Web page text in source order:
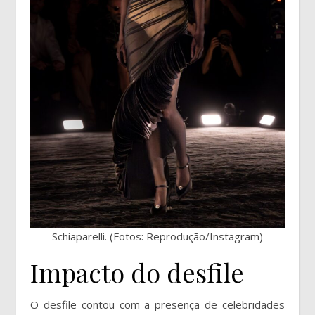
Schiaparelli. (Fotos: Reprodução/Instagram)
Impacto do desfile
O desfile contou com a presença de celebridades